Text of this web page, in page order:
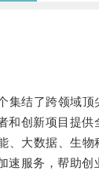
结了跨领域顶
和创新项目提供
大数据、生物
速服务，帮助创